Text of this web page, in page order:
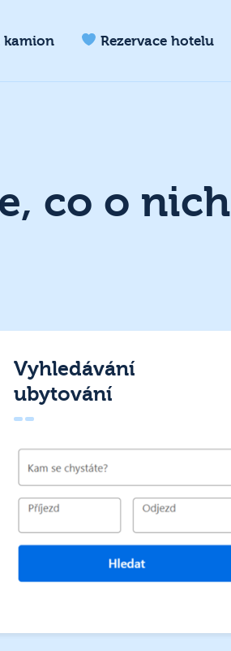
kamion Rezervace hotelu
co o nich
Vyhledávání
ubytování